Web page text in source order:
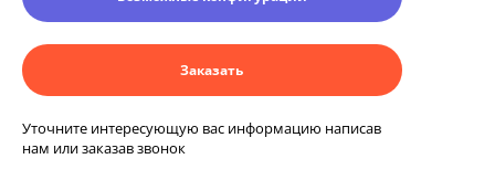
Заказать
Уточните интересующую вас информацию написав
нам или заказав звонок